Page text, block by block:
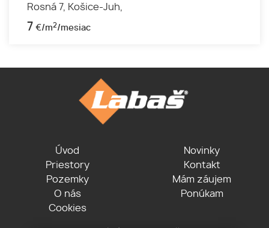
Rosná 7, Košice-Juh,
7 €/m2/mesiac
Úvod
Priestory
Pozemky
O nás
Cookies
Novinky
Kontakt
Mám záujem
Ponúkam